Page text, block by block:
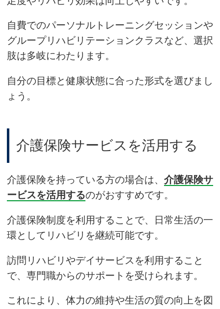
自費でのパーソナルトレーニングセッションや
グループリハビリテーションクラスなど、選択
肢は多岐にわたります。
自分の目標と健康状態に合った形式を選びまし
ょう。
介護保険サービスを活用する
介護保険を持っている方の場合は、 介護保険サ
ービスを活用するのがおすすめです。
介護保険制度を利用することで、日常生活の一
環としてリハビリを継続可能です。
訪問リハビリやデイサービスを利用すること
で、専門職からのサポートを受けられます。
これにより、体力の維持や生活の質の向上を図